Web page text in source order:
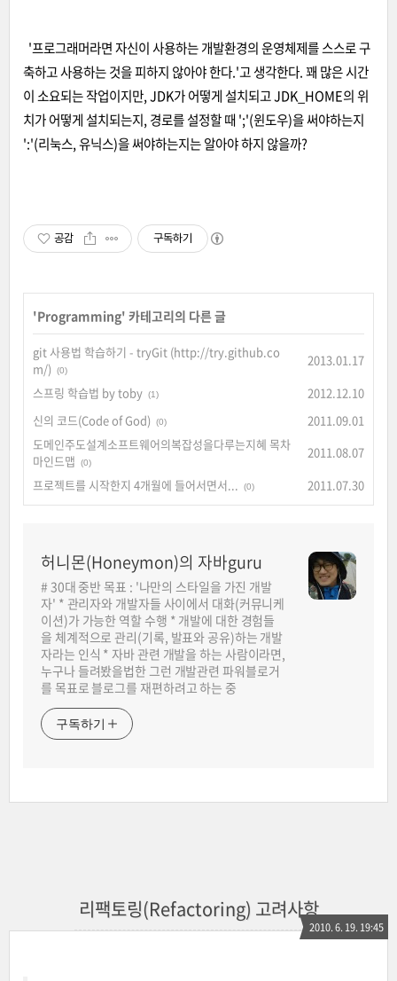
'프로그래머라면 자신이 사용하는 개발환경의 운영체제를 스스로 구
축하고 사용하는 것을 피하지 않아야 한다.'고 생각한다. 꽤 많은 시간
이 소요되는 작업이지만, JDK가 어떻게 설치되고 JDK_HOME의 위
치가 어떻게 설치되는지, 경로를 설정할 때 ';'(윈도우)을 써야하는지
':'(리눅스, 유닉스)을 써야하는지는 알아야 하지 않을까?
공감 구독하기
'Programming' 카테고리의 다른 글
git 사용법 학습하기 - tryGit (http://try.github.co
m/)
(0)
2013.01.17
스프링 학습법 by toby (1)
2012.12.10
신의 코드(Code of God)
(0)
2011.09.01
도메인주도설계소프트웨어의복잡성을다루는지혜 목차
마인드맵
(0)
2011.08.07
프로젝트를 시작한지 4개월에 들어서면서...
(0) 2011.07.30
허니몬(Honeymon)의 자바guru
# 30대 중반 목표 : '나만의 스타일을 가진 개발
자' * 관리자와 개발자들 사이에서 대화(커뮤니케
이션)가 가능한 역할 수행 * 개발에 대한 경험들
을 체계적으로 관리(기록, 발표와 공유)하는 개발
자라는 인식 * 자바 관련 개발을 하는 사람이라면,
누구나 들려봤을법한 그런 개발관련 파워블로거
를 목표로 블로그를 재편하려고 하는 중
구독하기
리팩토링(Refactoring) 고려사항
2010. 6. 19. 19:45